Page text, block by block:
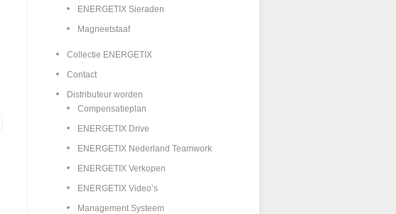
ENERGETIX Sieraden
Magneetstaaf
Collectie ENERGETIX
Contact
Distributeur worden
Compensatieplan
ENERGETIX Drive
ENERGETIX Nederland Teamwork
ENERGETIX Verkopen
ENERGETIX Video’s
Management Systeem